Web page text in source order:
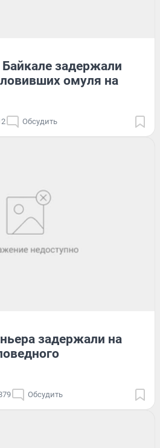
задержали
омуля на
Обсудить
задержали на
Обсудить